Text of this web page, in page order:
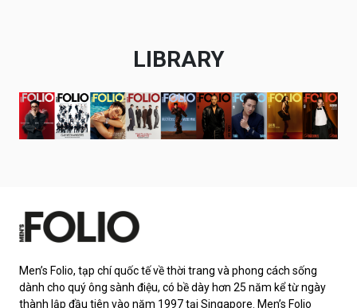
LIBRARY
Men’s Folio, tạp chí quốc tế về thời trang và phong cách sống
dành cho quý ông sành điệu, có bề dày hơn 25 năm kể từ ngày
thành lập đầu tiên vào năm 1997 tại Singapore. Men’s Folio